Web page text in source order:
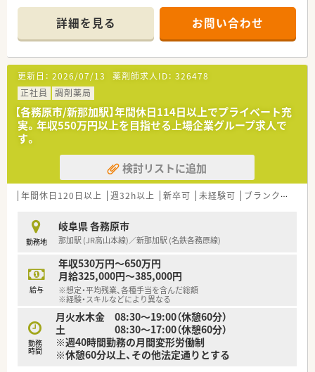
■研修制度は様々なプランがあり、集合研修だけでなく任意で受
講可能な研修も幅広く用意されています
■店舗で活躍する従業員、社外で活躍する従業員、将来経営幹部
となる従業員など、薬剤師として様々な活躍ができるフィールド
を用意されています
■総合薬剤師・調剤薬剤師（土日休み・19時までの勤務）どちらか
の働き方を選択できます
■調剤併設型だけでなく「医療モール・クリニック併設店舗」「敷
地内薬局」「訪問調剤特化型店舗」など様々な店舗を運営してい
ます
50店舗以上、無菌調剤室は業界最多の51店舗設置しています
■「プラチナくるみん認定企業」「健康経営優良法人2023（大規模
法人部門）認定」等を取得し一人ひとりが働きやすい環境が整備
されています
があるのも特徴です
詳細を見る お問い合わせ
更新日： 2026/07/13 薬剤師求人ID： 326478
正社員
調剤薬局
【各務原市/新那加駅】年間休日114日以上でプライベート充
実。年収550万円以上を目指せる上場企業グループ求人で
す。
検討リストに追加
年間休日120日以上 週32h以上 新卒可 未経験可 ブランク可
勤務地
岐阜県 各務原市
那加駅 (JR高山本線)／新那加駅 (名鉄各務原線)
給与
年収530万円～650万円
月給325,000円～385,000円
※想定・平均残業、各種手当を含んだ総額
※経験・スキルなどにより異なる
勤務
時間
月火水木金 08:30～19:00（休憩60分）
土 08:30～17:00（休憩60分）
※週40時間勤務の月間変形労働制
※休憩60分以上、その他法定通りとする